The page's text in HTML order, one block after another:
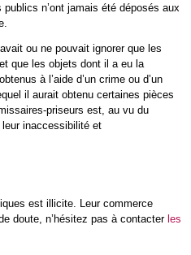
n’ont jamais été déposés aux
ou ne pouvait ignorer que les
que les objets dont il a eu la
à l’aide d’un crime ou d’un
il aurait obtenu certaines pièces
priseurs est, au vu du
inaccessibilité et
est illicite. Leur commerce
doute, n’hésitez pas à contacter les